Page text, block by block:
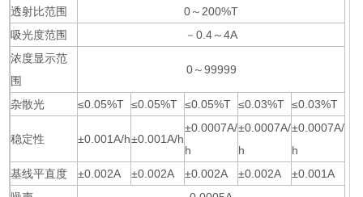
透射比范围
0～200%T
吸光度范围
－0.4～4A
浓度显示范
围
0～99999
杂散光 ≤0.05%T ≤0.05%T ≤0.05%T ≤0.03%T ≤0.03%T
稳定性 ±0.001A/h±0.001A/h
±0.0007A/
h
±0.0007A/
h
±0.0007A/
h
基线平直度
±0.002A ±0.002A ±0.002A ±0.002A
±0.001A